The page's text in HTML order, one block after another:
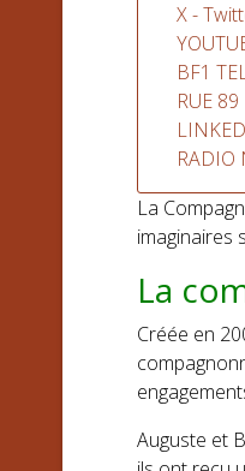
X -
BF1
RUE
RADIO
La
imaginaires
La
Créée en
Auguste et